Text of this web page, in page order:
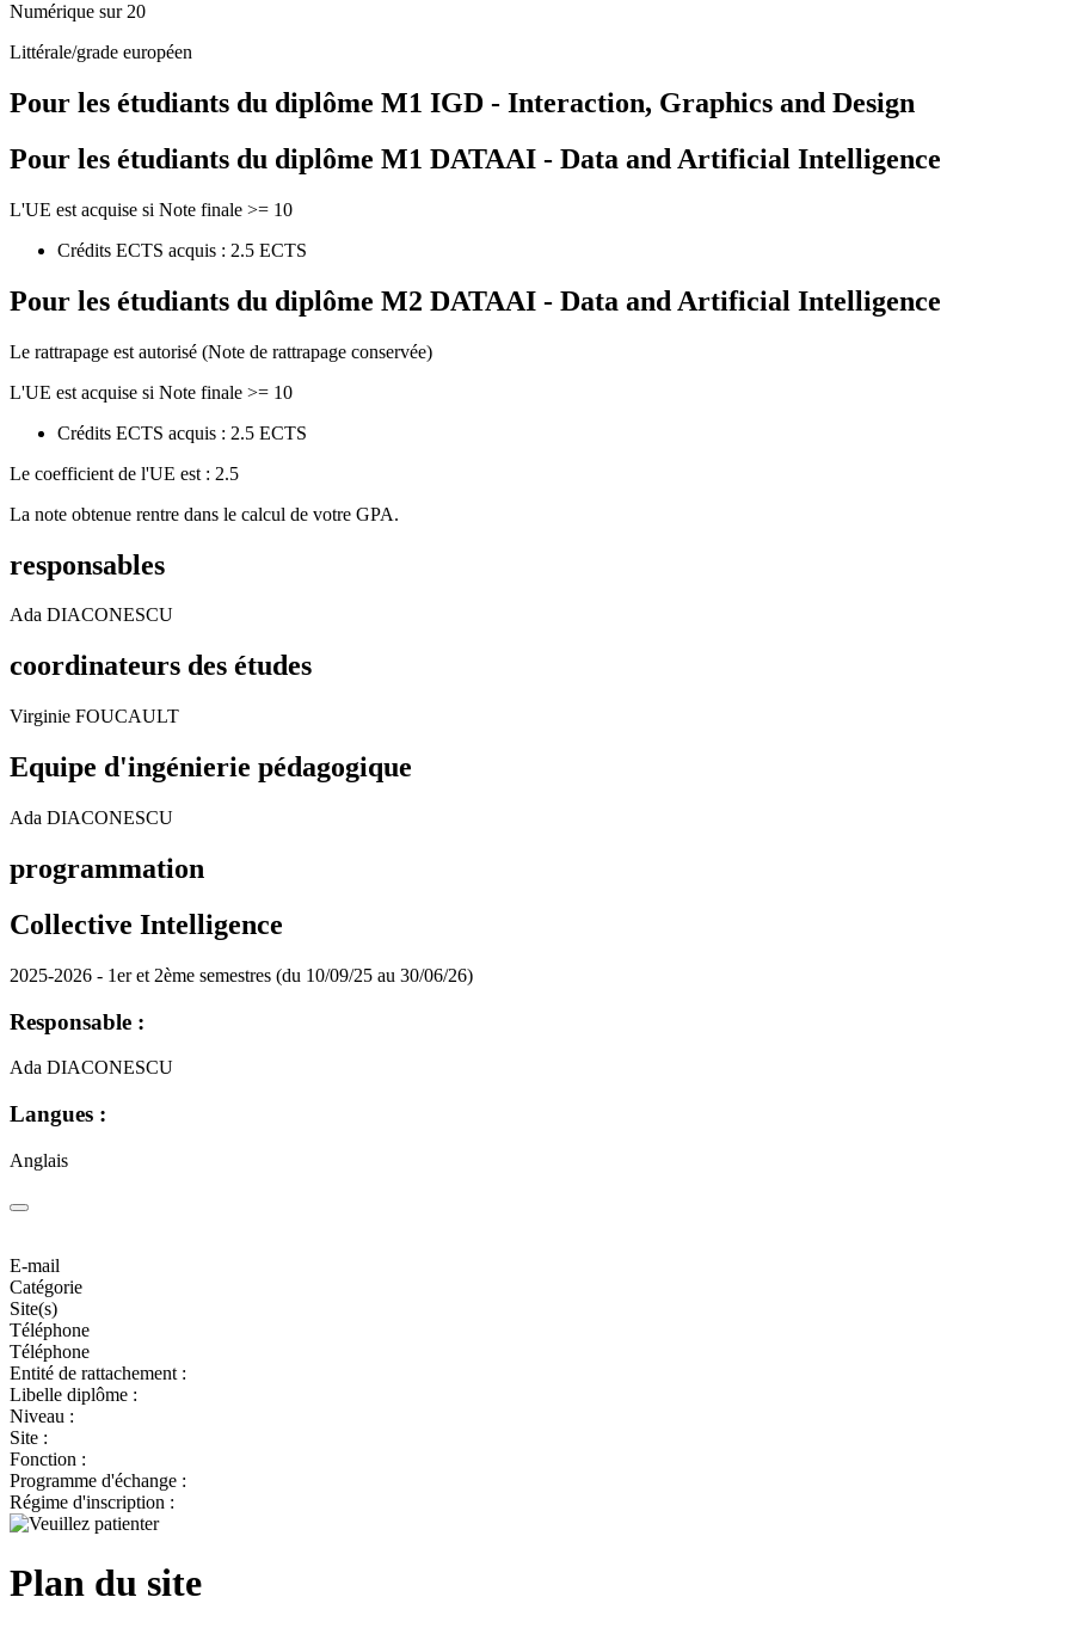
Numérique sur 20
Littérale/grade européen
Pour les étudiants du diplôme M1 IGD - Interaction, Graphics and Design
Pour les étudiants du diplôme M1 DATAAI - Data and Artificial Intelligence
L'UE est acquise si Note finale >= 10
Crédits ECTS acquis : 2.5 ECTS
Pour les étudiants du diplôme M2 DATAAI - Data and Artificial Intelligence
Le rattrapage est autorisé (Note de rattrapage conservée)
L'UE est acquise si Note finale >= 10
Crédits ECTS acquis : 2.5 ECTS
Le coefficient de l'UE est : 2.5
La note obtenue rentre dans le calcul de votre GPA.
responsables
Ada DIACONESCU
coordinateurs des études
Virginie FOUCAULT
Equipe d'ingénierie pédagogique
Ada DIACONESCU
programmation
Collective Intelligence
2025-2026 - 1er et 2ème semestres (du 10/09/25 au 30/06/26)
Responsable :
Ada DIACONESCU
Langues :
Anglais
E-mail
Catégorie
Site(s)
Téléphone
Téléphone
Entité de rattachement :
Libelle diplôme :
Niveau :
Site :
Fonction :
Programme d'échange :
Régime d'inscription :
Plan du site